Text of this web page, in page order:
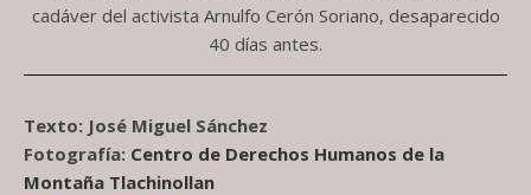
cadáver del activista Arnulfo Cerón Soriano, desaparecido
40 días antes.
Texto: José Miguel Sánchez
Fotografía: Centro de Derechos Humanos de la
Montaña Tlachinollan